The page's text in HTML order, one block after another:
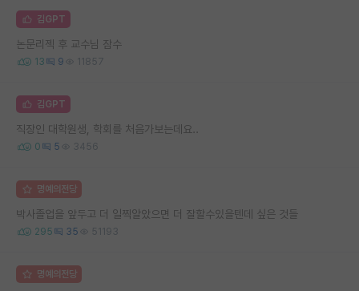
김GPT
논문리젝 후 교수님 잠수
13 9 11857
김GPT
직장인 대학원생, 학회를 처음가보는데요..
0 5 3456
명예의전당
박사졸업을 앞두고 더 일찍알았으면 더 잘할수있을텐데 싶은 것들
295 35 51193
명예의전당